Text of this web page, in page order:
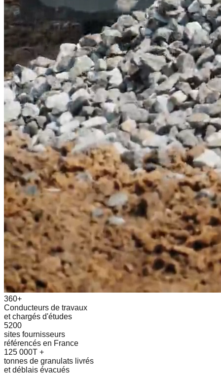
360+
Conducteurs de travaux
et chargés d'études
5200
sites fournisseurs
référencés en France
125 000T +
tonnes de granulats livrés
et déblais évacués